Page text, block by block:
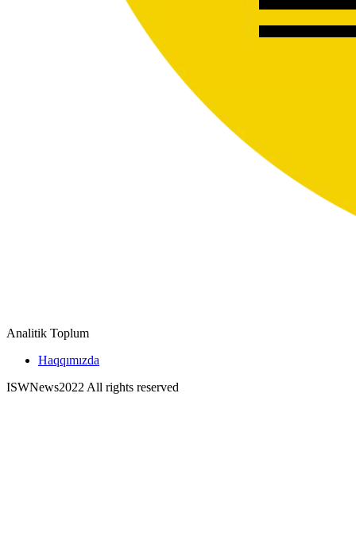
Analitik Toplum
Haqqımızda
ISWNews2022 All rights reserved